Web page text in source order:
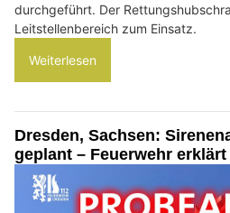
durchgeführt. Der
Leitstellenbereich zum Einsatz.
Weiterlesen
Dresden, Sachsen:
geplant – Feuerwehr